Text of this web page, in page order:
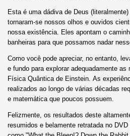
Esta é uma dádiva de Deus
tornaram-se nossos olhos e ouvidos
nossa existência. Eles apontam o
banheiras para que possamos nadar
Como você pode apreciar, no entanto,
e fundo para explorar adequadamente
Física Quântica de Einstein. As
realizados ao longo de várias décadas
e matemática que poucos possuem.
Felizmente, os resultados deste
resumidos e belamente retratada no